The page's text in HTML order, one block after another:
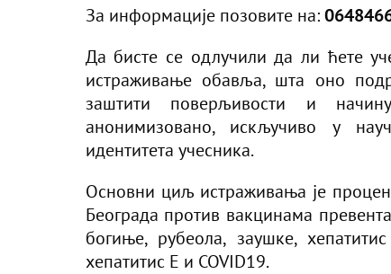
За информације позовите на:
Да бисте се одлучили да ли ћете
истраживање обавља, шта оно
заштити поверљивости и
анонимизовано, искључиво у
идентитета учесника.
Основни циљ истраживања је
Београда против вакцинама
богиње, рубеола, заушке,
хепатитис Е и COVID19.